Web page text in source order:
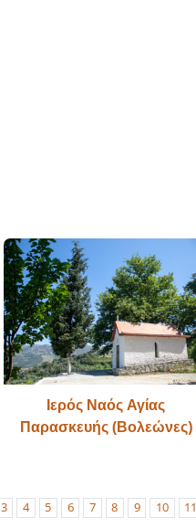
Ιερός Ναός Αγίας
Παρασκευής (Βολεώνες)
3 4 5 6 7 8 9 10 11